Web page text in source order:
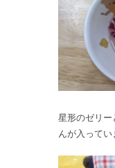
星形のゼリー
んが入ってい